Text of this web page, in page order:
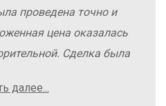
проведена точно и
цена оказалась
Сделка была
компанию Excavator
далее...